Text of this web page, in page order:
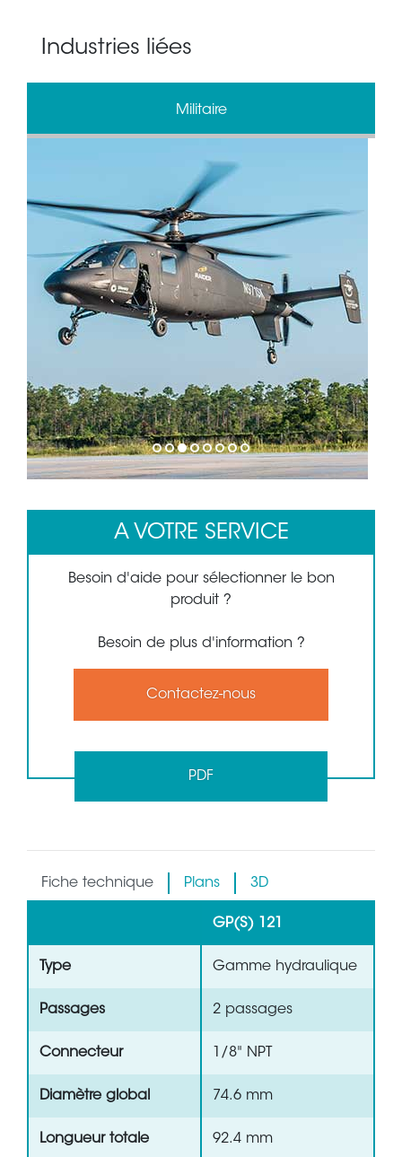
Industries liées
Militaire
1 2 3 4 5 6 7 8
A VOTRE SERVICE
Besoin d'aide pour sélectionner le bon
produit ?
Besoin de plus d'information ?
Contactez-nous
PDF
Fiche technique Plans 3D
GP(S) 121
Type Gamme hydraulique
Passages 2 passages
Connecteur 1/8" NPT
Diamètre global 74.6 mm
Longueur totale 92.4 mm